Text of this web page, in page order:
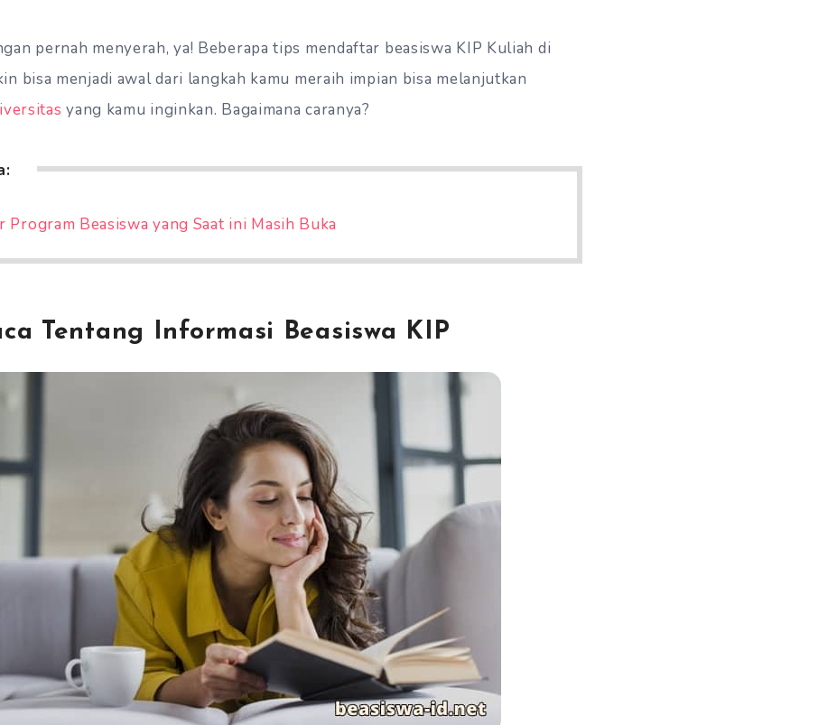
pernah menyerah, ya! Beberapa tips mendaftar beasiswa KIP Kuliah di
bisa menjadi awal dari langkah kamu meraih impian bisa melanjutkan
yang kamu inginkan. Bagaimana caranya?
Program Beasiswa yang Saat ini Masih Buka
Tentang Informasi Beasiswa KIP